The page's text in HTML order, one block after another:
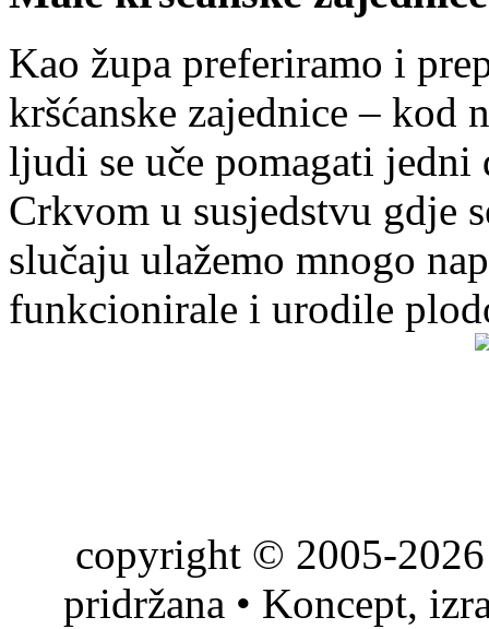
Kao župa preferiramo i
kršćanske zajednice – kod
ljudi se uče pomagati
Crkvom u susjedstvu gdje
slučaju ulažemo mnogo
funkcionirale i urodile
copyright © 2005-
pridržana • Koncept,